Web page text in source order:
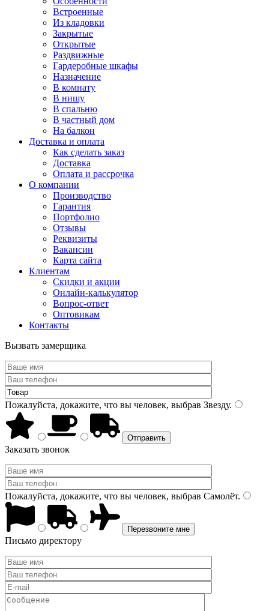
Встроенные
Из кладовки
Закрытые
Открытые
Раздвижные
Гардеробные шкафы
Назначение
В комнату
В нишу
В спальню
В частный дом
На балкон
Доставка и оплата
Как сделать заказ
Доставка
Оплата и рассрочка
О компании
Производство
Гарантия
Портфолио
Отзывы
Реквизиты
Вакансии
Карта сайта
Клиентам
Скидки и акции
Онлайн-калькулятор
Вопрос-ответ
Оптовикам
Контакты
Вызвать замерщика
Пожалуйста, докажите, что вы человек, выбрав Звезду.
Заказать звонок
Пожалуйста, докажите, что вы человек, выбрав Самолёт.
Письмо директору